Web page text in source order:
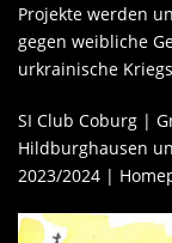
Projekte werden
gegen weibliche
urkrainische
SI Club Coburg |
Hildburghausen
2023/2024 |